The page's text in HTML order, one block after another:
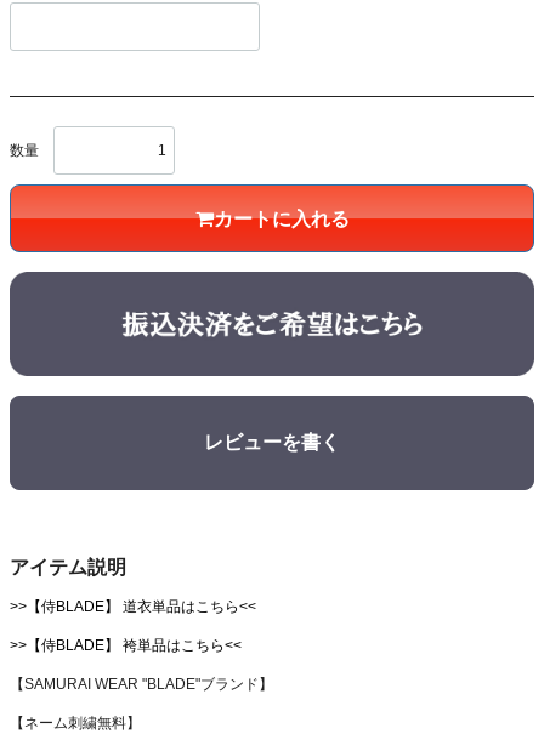
数量
カートに入れる
レビューを書く
アイテム説明
>>【侍BLADE】 道衣単品はこちら<<
>>【侍BLADE】 袴単品はこちら<<
【SAMURAI WEAR "BLADE"ブランド】
【ネーム刺繍無料】